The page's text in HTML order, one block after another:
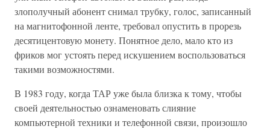
злополучный абонент снимал трубку, голос, записанный
на магнитофонной ленте, требовал опустить в прорезь
десятицентовую монету. Понятное дело, мало кто из
фриков мог устоять перед искушением воспользоваться
такими возможностями.
В 1983 году, когда ТАР уже была близка к тому, чтобы
своей деятельностью ознаменовать слияние
компьютерной техники и телефонной связи, произошло